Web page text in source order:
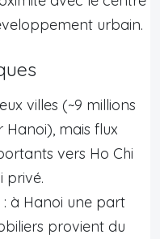
urbain.
villes (~9 millions
Hanoi), mais flux
vers Ho Chi
privé.
à Hanoi une part
provient du